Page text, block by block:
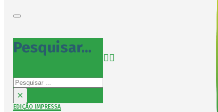
Pesquisar...
Pesquisar
×
EDIÇÃO IMPRESSA